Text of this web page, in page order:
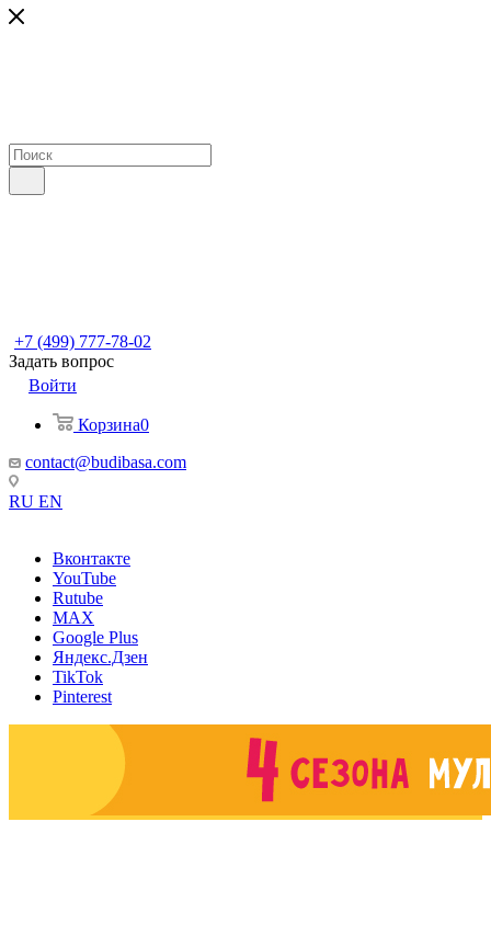
+7 (499) 777-78-02
Задать вопрос
Войти
Корзина0
contact@budibasa.com
RU EN
Вконтакте
YouTube
Rutube
MAX
Google Plus
Яндекс.Дзен
TikTok
Pinterest